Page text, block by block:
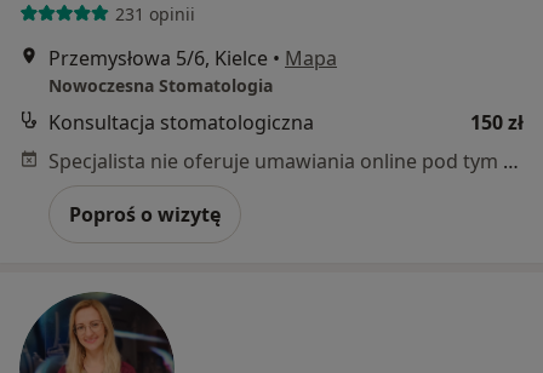
231 opinii
Przemysłowa 5/6, Kielce • Mapa
Nowoczesna Stomatologia
Konsultacja stomatologiczna
150 zł
Specjalista nie oferuje umawiania online pod tym adresem.
Poproś o wizytę